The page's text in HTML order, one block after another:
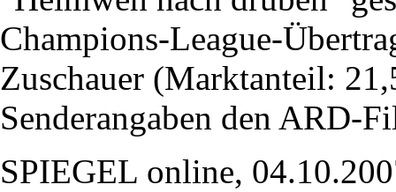
Champions-League-
Zuschauer (Marktanteil:
Senderangaben den ARD-
SPIEGEL online,